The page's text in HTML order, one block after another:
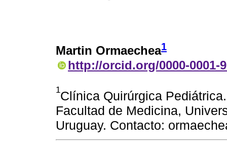
Martin Ormaechea1
http://orcid.org/0000-0001-
1Clínica Quirúrgica
Facultad de Medicina,
Uruguay. Contacto: